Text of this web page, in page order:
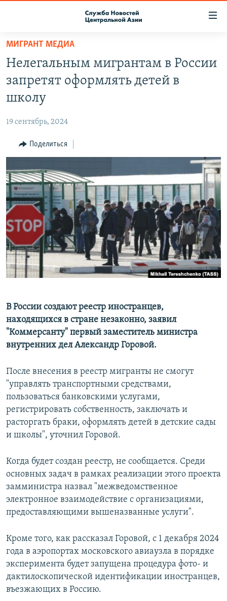
Вернуться
основному
содержанию
Вернутся
главной
навигации
Вернутся
поиску
КОНТАКТЫ
НАСТОЯЩЕЕ ВРЕМЯ
МИГРАНТ МЕДИА
МИГРАНТ МЕДИА
Нелегальным мигрантам в России
запретят оформлять детей в
школу
19 сентябрь, 2024
Поделиться
В России создают реестр иностранцев,
находящихся в стране незаконно, заявил
"Коммерсанту" первый заместитель министра
внутренних дел Александр Горовой.
После внесения в реестр мигранты не смогут
"управлять транспортными средствами,
пользоваться банковскими услугами,
регистрировать собственность, заключать и
расторгать браки, оформлять детей в детские сады
и школы", уточнил Горовой.
Когда будет создан реестр, не сообщается. Среди
основных задач в рамках реализации этого проекта
замминистра назвал "межведомственное
электронное взаимодействие с организациями,
предоставляющими вышеназванные услуги".
Кроме того, как рассказал Горовой, с 1 декабря 2024
года в аэропортах московского авиаузла в порядке
эксперимента будет запущена процедура фото- и
дактилоскопической идентификации иностранцев,
въезжающих в Россию.